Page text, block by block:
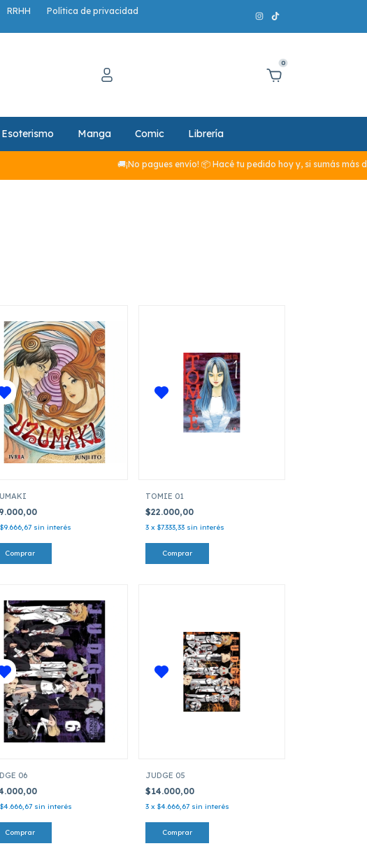
RRHH
Política de privacidad
0
Esoterismo Manga Comic Librería
🚚¡No pagues envío! 📦 Hacé tu pedido hoy y, si sumás más de
$9.666,67 sin interés
TOMIE 01
$22.000,00
3 x $7.333,33 sin interés
06
$4.666,67 sin interés
JUDGE 05
$14.000,00
3 x $4.666,67 sin interés